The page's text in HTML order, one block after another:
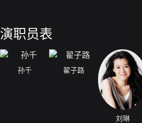
演职员表
孙千 翟子路
刘琳